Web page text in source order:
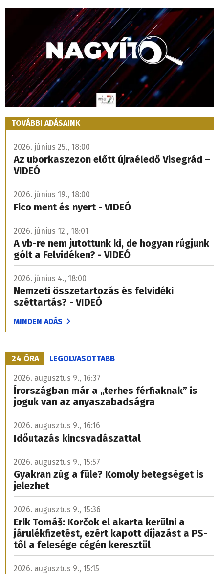
TOVÁBBI ADÁSAINK
2026. június 25., 18:00
Az uborkaszezon előtt újraéledő Visegrád –
VIDEÓ
2026. június 19., 18:00
Fico ment és nyert - VIDEÓ
2026. június 12., 18:01
A vb-re nem jutottunk ki, de hogyan rúgjunk
gólt a Felvidéken? - VIDEÓ
2026. június 4., 18:00
Nemzeti összetartozás és felvidéki
széttartás? - VIDEÓ
MINDEN ADÁS
24 ÓRA LEGOLVASOTTABB
2026. augusztus 9., 16:37
Írországban már a „terhes férfiaknak” is
joguk van az anyaszabadságra
2026. augusztus 9., 16:16
Időutazás kincsvadászattal
2026. augusztus 9., 15:57
Gyakran zúg a füle? Komoly betegséget is
jelezhet
2026. augusztus 9., 15:36
Erik Tomáš: Korčok el akarta kerülni a
járulékfizetést, ezért kapott díjazást a PS-
től a felesége cégén keresztül
2026. augusztus 9., 15:15